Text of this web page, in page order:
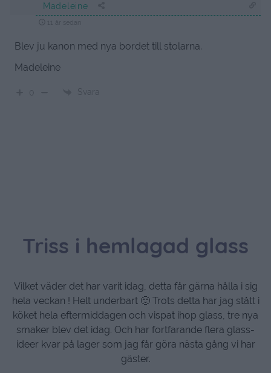
Madeleine
Blev ju kanon med nya bordet till stolarna.
Madeleine
Svara
Triss i hemlagad glass
Vilket väder det har varit idag, detta får gärna hålla i sig
hela veckan ! Helt underbart 🙂 Trots detta har jag stått i
köket hela eftermiddagen och vispat ihop glass, tre nya
smaker blev det idag. Och har fortfarande flera glass-
ideer kvar på lager som jag får göra nästa gång vi har
gäster.